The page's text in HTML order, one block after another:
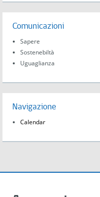
Comunicazioni
Sapere
Sostenebiltà
Uguaglianza
Navigazione
Calendar